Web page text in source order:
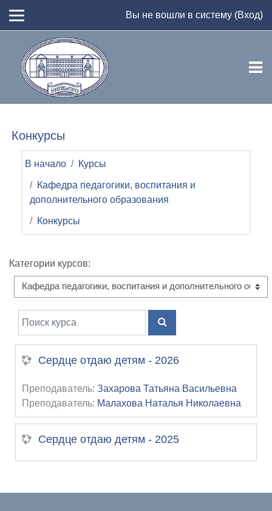
Вы не вошли в систему (Вход)
Конкурсы
В начало Курсы
Кафедра педагогики, воспитания и
дополнительного образования
Конкурсы
Категории курсов:
Поиск курса
ПОИСК КУРСА
Сердце отдаю детям - 2026
Преподаватель: Захарова Татьяна Васильевна
Преподаватель: Малахова Наталья Николаевна
Сердце отдаю детям - 2025